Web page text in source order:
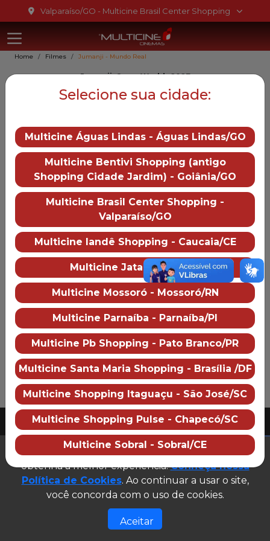
Ir para o conteúdo
Ir para o menu
Valparaíso/GO - Multicine Brasil Center Shopping
Multicine
Home Filmes Jumanji - Mundo Real
Jumanji: Open World , 2027
Jumanji - Mundo Real
Duração:0 min
Distruibução:
Sony Pictures
Trailer
— Jumanji - Mundo Real
Mais informações
Multicine Brasil Center Shopping
Sobre o cinema
Como chegar
Preço dos ingressos
2026 Multicine cinemas
CNPJ: 07.609.246/0007-08
Desenvolvido e gerenciado por
Site público v1.0.0
Selecione sua cidade:
Multicine Águas Lindas - Águas Lindas/GO
Multicine Bentivi Shopping (antigo
Shopping Cidade Jardim) - Goiânia/GO
Multicine Brasil Center Shopping -
Valparaíso/GO
Multicine Iandê Shopping - Caucaia/CE
Multicine Jataí - Jataí/GO
Multicine Mossoró - Mossoró/RN
Multicine Parnaíba - Parnaíba/PI
Multicine Pb Shopping - Pato Branco/PR
Multicine Santa Maria Shopping - Brasília /DF
Multicine Shopping Itaguaçu - São José/SC
Multicine Shopping Pulse - Chapecó/SC
Multicine Sobral - Sobral/CE
Este site utiliza cookies para garantir que você
obtenha a melhor experiência.Conheça nossa
Política de Cookies. Ao continuar a usar o site,
você concorda com o uso de cookies.
Aceitar